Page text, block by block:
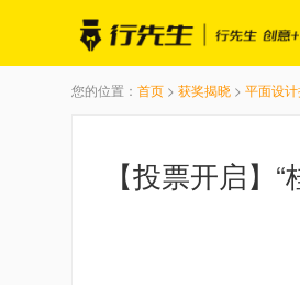
您的位置： 首页 > 获奖揭晓 > 平面设
【投票开启